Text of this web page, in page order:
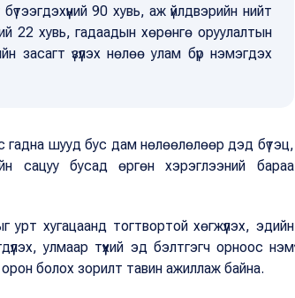
90 хувь, аж үйлдвэрийн нийт
22 хувь, гадаадын хөрөнгө оруулалтын
засагт үзүүлэх нөлөө улам бүр нэмэгдэх
гадна шууд бус дам нөлөөлөлөөр дэд бүтэц,
сацуу бусад өргөн хэрэглээний бараа
хугацаанд тогтвортой хөгжүүлэх, эдийн
улмаар түүхий эд бэлтгэгч орноос нэмүү
орон болох зорилт тавин ажиллаж байна.